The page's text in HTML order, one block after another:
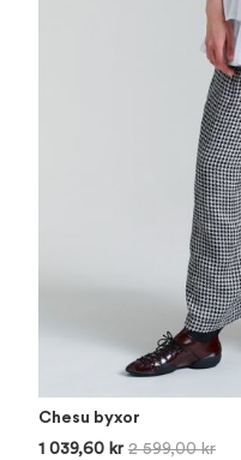
Chesu byxor
1 039,60 kr 2 599,00 kr